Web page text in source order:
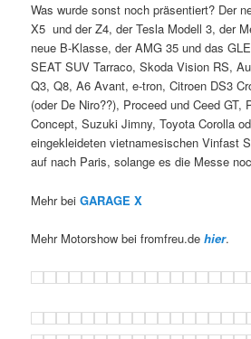
Was wurde sonst noch präsentiert? Der
X5 und der Z4, der Tesla Modell 3, der
neue B-Klasse, der AMG 35 und das
SEAT SUV Tarraco, Skoda Vision RS,
Q3, Q8, A6 Avant, e-tron, Citroen DS3
(oder De Niro??), Proceed und Ceed GT,
Concept, Suzuki Jimny, Toyota Corolla
eingekleideten vietnamesischen Vinfast
auf nach Paris, solange es die Messe
Mehr beiGARAGE X
Mehr Motorshow bei fromfreu.dehier.